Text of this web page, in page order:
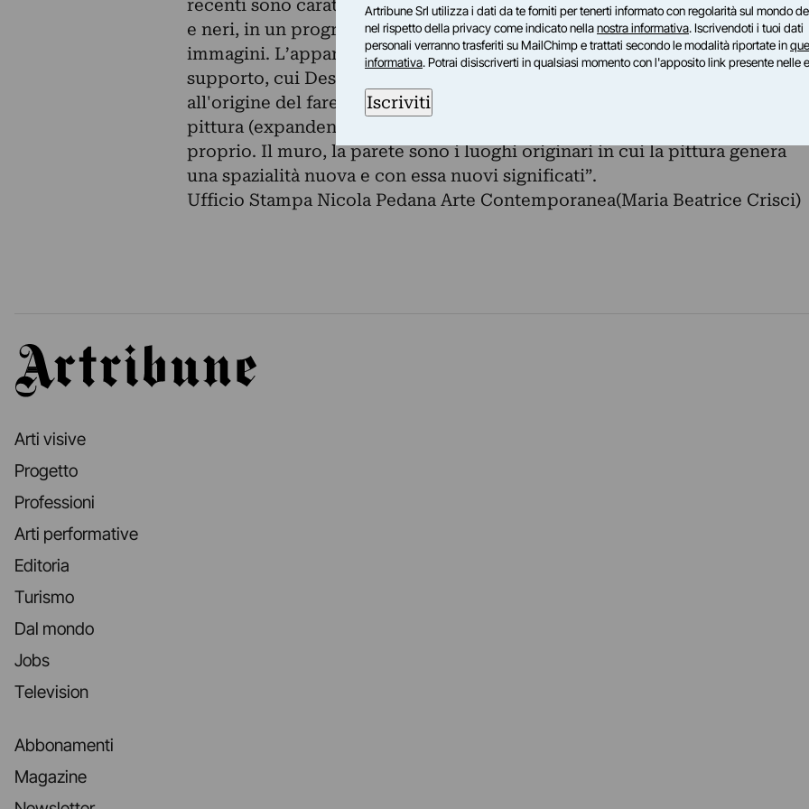
recenti sono caratterizzati dall’alternanza di colori chiari e scuri, di bianchi
e neri, in un progressivo intrecciarsi e accavallarsi che genera visioni ed
immagini. L’apparente sconfinamento della pittura oltre il perimetro del
supporto, cui Dessì ci ha abituati, ha invece il senso di un ritorno
all'origine del fare pittura. Non si tratta quindi di una fuoriuscita della
pittura (expandend painting), ma di un ritorno allo spazio che gli è
proprio. Il muro, la parete sono i luoghi originari in cui la pittura genera
una spazialità nuova e con essa nuovi significati”.
Ufficio Stampa Nicola Pedana Arte Contemporanea(Maria Beatrice Crisci)
Artribune
Arti visive
Progetto
Professioni
Arti performative
Editoria
Turismo
Dal mondo
Jobs
Television
Abbonamenti
Magazine
Artribune Srl utilizza i dati da te forniti per tenerti informato con regolarità sul mondo
nel rispetto della privacy come indicato nellanostra informativa. Iscrivendoti i tuoi dati
personali verranno trasferiti su MailChimp e trattati secondo le modalità riportate in
informativa. Potrai disiscriverti in qualsiasi momento con l'apposito link presente nelle
Iscriviti